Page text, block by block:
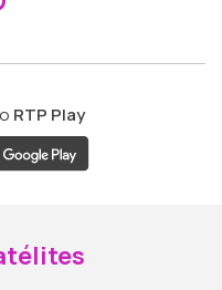
RTP Play